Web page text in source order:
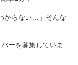
からない…」そんな
ーを募集していま